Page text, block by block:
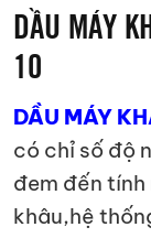
DẦU MÁY
10
DẦU MÁY
có chỉ số độ
đem đến
khâu,hệ